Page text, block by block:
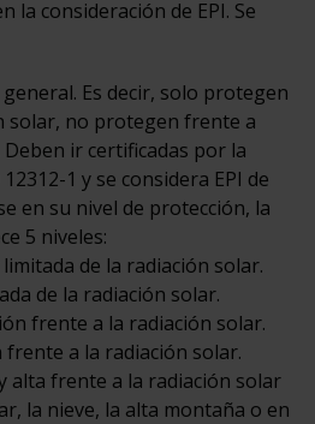
la consideración de EPI. Se
Es decir, solo protegen
solar, no protegen frente a
ir certificadas por la
1 y se considera EPI de
en su nivel de protección, la
5 niveles:
de la radiación solar.
de la radiación solar.
frente a la radiación solar.
frente a la radiación solar.
alta frente a la radiación solar
la nieve, la alta montaña o en